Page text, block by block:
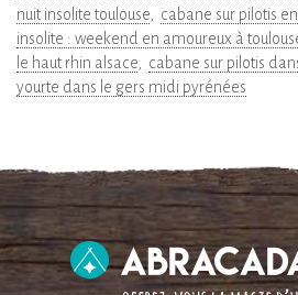
nuit insolite toulouse
cabane sur pilotis
insolite : weekend en amoureux à
le haut rhin alsace
cabane sur pilotis
yourte dans le gers midi pyrénées